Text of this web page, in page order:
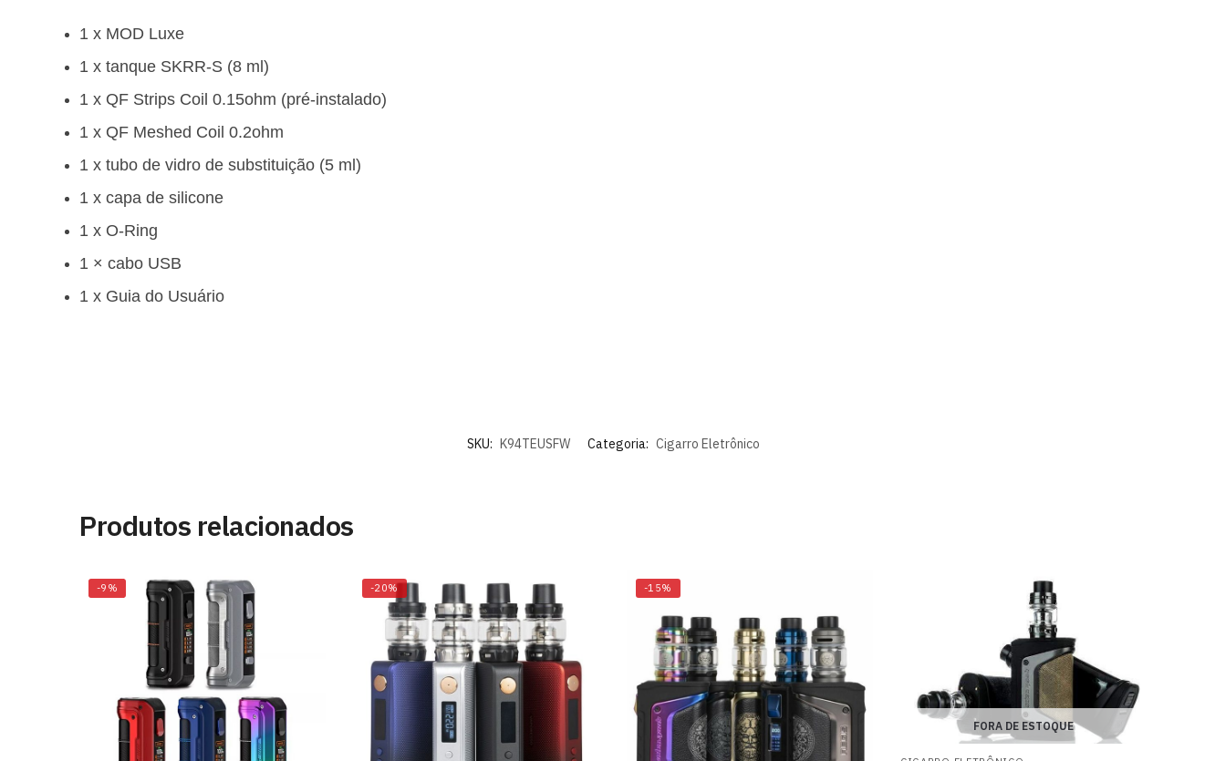
1 x MOD Luxe
1 x tanque SKRR-S (8 ml)
1 x QF Strips Coil 0.15ohm (pré-instalado)
1 x QF Meshed Coil 0.2ohm
1 x tubo de vidro de substituição (5 ml)
1 x capa de silicone
1 x O-Ring
1 × cabo USB
1 x Guia do Usuário
SKU: K94TEUSFW Categoria: Cigarro Eletrônico
Produtos relacionados
-9% -20% -15%
FORA DE ESTOQUE